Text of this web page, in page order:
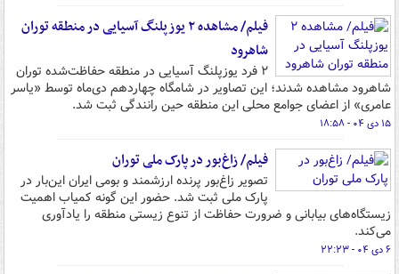
فیلم/ مشاهده ۲ یوزپلنگ آسیایی در منطقه توران
شاهرود
۲ فرد یوزپلنگ آسیایی در منطقه حفاظت‌شده توران
شاهرود مشاهده شدند؛ این تصاویر در شامگاه چهاردهم دی‌ماه توسط «یاسر
عامری» از اعضای جوامع محلی این منطقه حین رانندگی ثبت شد.
۱۵ دی ۰۴ - ۱۸:۵۸
فیلم/ زاغ‌بور در پارک ملی توران
تصویر زاغ‌بور پرنده ارزشمند و بومی ایران این‌بار در
پارک ملی ثبت شد. حضور این گونه‌ کمیاب اهمیت
زیستگاه‌های بیابانی و ضرورت حفاظت از تنوع زیستی منطقه را یادآوری
می‌کند.
۶ دی ۰۴ - ۲۲:۲۳